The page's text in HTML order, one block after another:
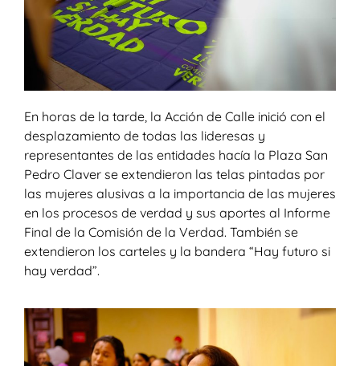
En horas de la tarde, la Acción de Calle inició con el
desplazamiento de todas las lideresas y
representantes de las entidades hacía la Plaza San
Pedro Claver se extendieron las telas pintadas por
las mujeres alusivas a la importancia de las mujeres
en los procesos de verdad y sus aportes al Informe
Final de la Comisión de la Verdad. También se
extendieron los carteles y la bandera “Hay futuro si
hay verdad”.